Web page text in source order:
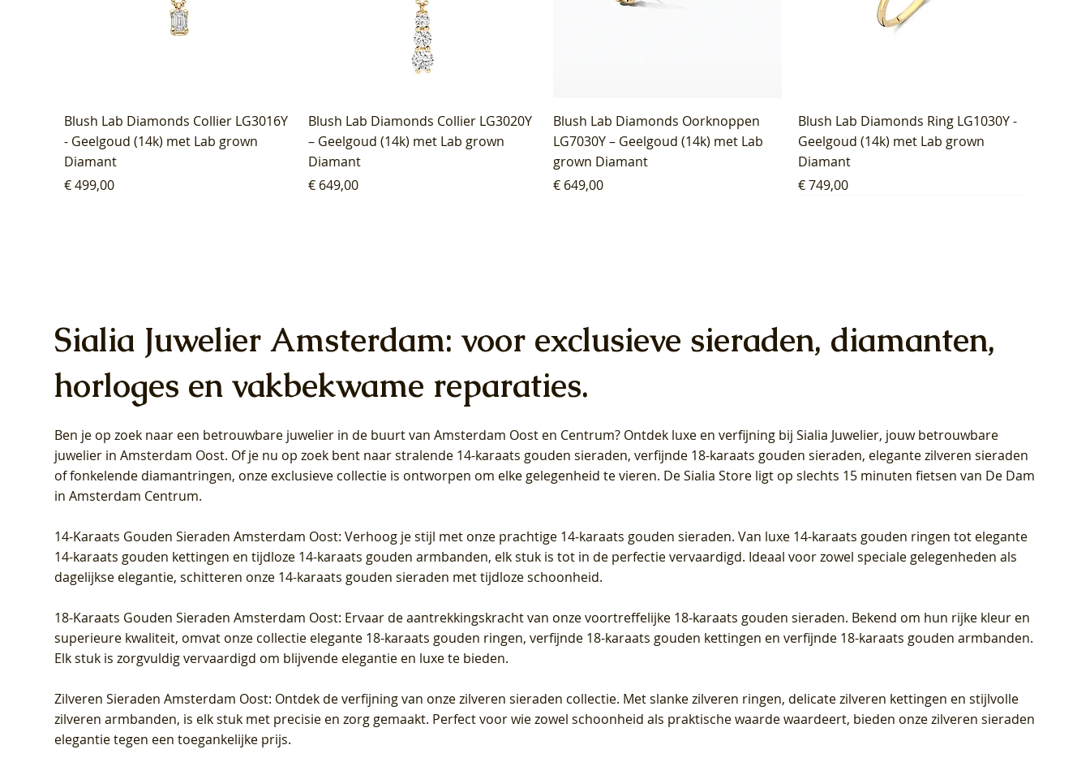
Blush Lab Diamonds Collier LG3016Y
- Geelgoud (14k) met Lab grown
Diamant
Prijs
€ 499,00
Blush Lab Diamonds Collier LG3020Y
– Geelgoud (14k) met Lab grown
Diamant
Prijs
€ 649,00
Blush Lab Diamonds Oorknoppen
LG7030Y – Geelgoud (14k) met Lab
grown Diamant
Prijs
€ 649,00
Blush Lab Diamonds Ring LG1030Y -
Geelgoud (14k) met Lab grown
Diamant
Prijs
€ 749,00
Blush Lab Diamonds Oorhangers
LG9006Y/S - Geelgoud (14k) met Lab
grown Diamant
Blush Lab Diamonds Oorhangers
LG9007Y/S - Geelgoud (14k) met Lab
grown Diamant
Blush Lab Diamonds Ring LG1028Y -
Geelgoud (14k) met Lab grown
Diamant
Blush Lab Diamonds Collier LG3014Y
- Geelgoud (14k) met Lab grown
Diamant
Blush Lab Diamonds Collier LG3019Y
– Geelgoud (14k) met Lab grown
Diamant
Blush Lab Diamonds Ring LG1042Y –
Geelgoud (14k) met Lab grown
Diamant
Blush Lab Diamonds Oorknoppen
LG7027Y - Geelgoud (14k) met Lab
grown Diamant
Blush Lab Diamonds Ring LG1029Y -
Geelgoud (14k) met Lab grown
Diamant
Blush Lab Diamonds Ring LG1031Y -
Geelgoud (14k) met Lab grown
Diamant
Blush Lab Diamonds Ring LG1044Y –
Geelgoud (14k) met Lab grown
Diamant
Blush Lab Diamonds Oorknoppen
LG7026Y - Geelgoud (14k) met Lab
grown Diamant
Blush Lab Diamonds Oorknoppen
LG7033Y – Geelgoud (14k) met Lab
grown Diamant
Sialia Juwelier Amsterdam: voor exclusieve sieraden, diamanten,
horloges en vakbekwame reparaties.
Ben je op zoek naar een betrouwbare juwelier in de buurt van Amsterdam Oost en Centrum? Ontdek luxe en verfijning bij Sialia Juwelier, jouw betrouwbare
juwelier in Amsterdam Oost. Of je nu op zoek bent naar stralende 14-karaats gouden sieraden, verfijnde 18-karaats gouden sieraden, elegante zilveren sieraden
of fonkelende diamantringen, onze exclusieve collectie is ontworpen om elke gelegenheid te vieren. De Sialia Store ligt op slechts 15 minuten fietsen van De Dam
in Amsterdam Centrum.
14-Karaats Gouden Sieraden Amsterdam Oost: Verhoog je stijl met onze prachtige 14-karaats gouden sieraden. Van luxe 14-karaats gouden ringen tot elegante
14-karaats gouden kettingen en tijdloze 14-karaats gouden armbanden, elk stuk is tot in de perfectie vervaardigd. Ideaal voor zowel speciale gelegenheden als
dagelijkse elegantie, schitteren onze 14-karaats gouden sieraden met tijdloze schoonheid.
18-Karaats Gouden Sieraden Amsterdam Oost: Ervaar de aantrekkingskracht van onze voortreffelijke 18-karaats gouden sieraden. Bekend om hun rijke kleur en
superieure kwaliteit, omvat onze collectie elegante 18-karaats gouden ringen, verfijnde 18-karaats gouden kettingen en verfijnde 18-karaats gouden armbanden.
Elk stuk is zorgvuldig vervaardigd om blijvende elegantie en luxe te bieden.
Zilveren Sieraden Amsterdam Oost: Ontdek de verfijning van onze zilveren sieraden collectie. Met slanke zilveren ringen, delicate zilveren kettingen en stijlvolle
zilveren armbanden, is elk stuk met precisie en zorg gemaakt. Perfect voor wie zowel schoonheid als praktische waarde waardeert, bieden onze zilveren sieraden
elegantie tegen een toegankelijke prijs.